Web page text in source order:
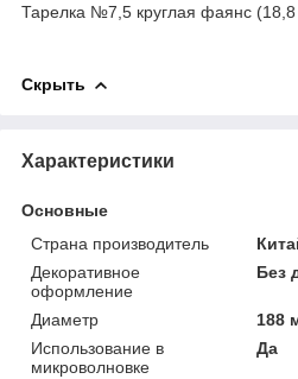
Тарелка №7,5 круглая фаянс
Скрыть
Характеристики
Основные
Страна производитель
Декоративное
оформление
Без
Диаметр
188
Использование в
микроволновке
Да